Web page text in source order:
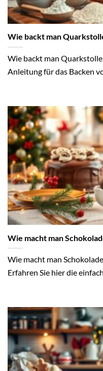
Wie backt man
Wie backt man
Anleitung für das Backen
Wie macht man
Wie macht man
Erfahren Sie hier die